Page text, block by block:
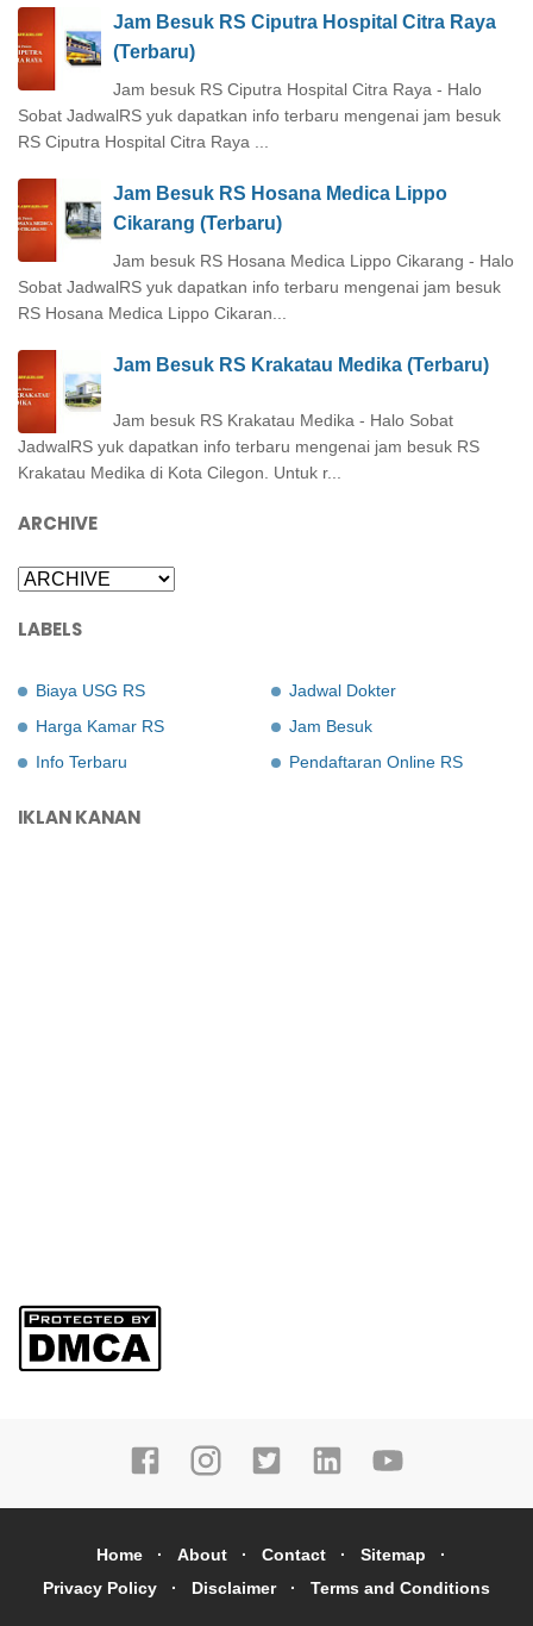
Jam Besuk RS Ciputra Hospital Citra Raya
(Terbaru)
Jam besuk RS Ciputra Hospital Citra Raya - Halo
Sobat JadwalRS yuk dapatkan info terbaru mengenai jam besuk
RS Ciputra Hospital Citra Raya ...
Jam Besuk RS Hosana Medica Lippo
Cikarang (Terbaru)
Jam besuk RS Hosana Medica Lippo Cikarang - Halo
Sobat JadwalRS yuk dapatkan info terbaru mengenai jam besuk
RS Hosana Medica Lippo Cikaran...
Jam Besuk RS Krakatau Medika (Terbaru)
Jam besuk RS Krakatau Medika - Halo Sobat
JadwalRS yuk dapatkan info terbaru mengenai jam besuk RS
Krakatau Medika di Kota Cilegon. Untuk r...
ARCHIVE
LABELS
Biaya USG RS
Harga Kamar RS
Info Terbaru
Jadwal Dokter
Jam Besuk
Pendaftaran Online RS
IKLAN KANAN
Home About Contact
Sitemap
Privacy Policy
Disclaimer Terms and Conditions